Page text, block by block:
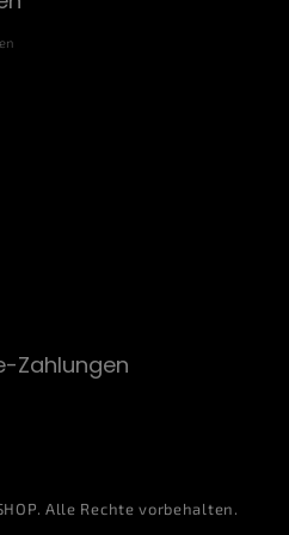
Zahlungen
. Alle Rechte vorbehalten.